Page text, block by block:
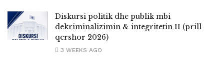
Diskursi politik dhe publik mbi
dekriminalizimin & integritetin II (prill-
qershor 2026)
3 WEEKS AGO